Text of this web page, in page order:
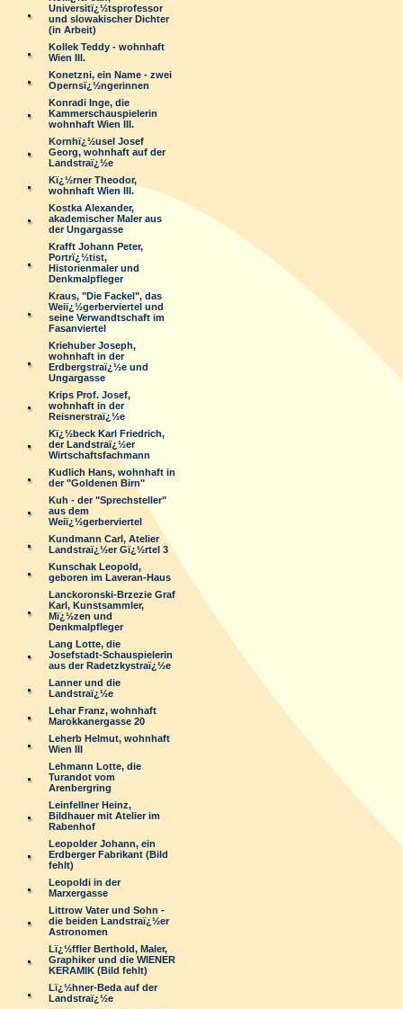
Universitï¿½tsprofessor
und slowakischer Dichter
(in Arbeit)
Kollek Teddy - wohnhaft
Wien III.
Konetzni, ein Name - zwei
Opernsï¿½ngerinnen
Konradi Inge, die
Kammerschauspielerin
wohnhaft Wien III.
Kornhï¿½usel Josef
Georg, wohnhaft auf der
Landstraï¿½e
Kï¿½rner Theodor,
wohnhaft Wien III.
Kostka Alexander,
akademischer Maler aus
der Ungargasse
Krafft Johann Peter,
Portrï¿½tist,
Historienmaler und
Denkmalpfleger
Kraus, "Die Fackel", das
Weiï¿½gerberviertel und
seine Verwandtschaft im
Fasanviertel
Kriehuber Joseph,
wohnhaft in der
Erdbergstraï¿½e und
Ungargasse
Krips Prof. Josef,
wohnhaft in der
Reisnerstraï¿½e
Kï¿½beck Karl Friedrich,
der Landstraï¿½er
Wirtschaftsfachmann
Kudlich Hans, wohnhaft in
der "Goldenen Birn"
Kuh - der "Sprechsteller"
aus dem
Weiï¿½gerberviertel
Kundmann Carl, Atelier
Landstraï¿½er Gï¿½rtel 3
Kunschak Leopold,
geboren im Laveran-Haus
Lanckoronski-Brzezie Graf
Karl, Kunstsammler,
Mï¿½zen und
Denkmalpfleger
Lang Lotte, die
Josefstadt-Schauspielerin
aus der Radetzkystraï¿½e
Lanner und die
Landstraï¿½e
Lehar Franz, wohnhaft
Marokkanergasse 20
Leherb Helmut, wohnhaft
Wien III
Lehmann Lotte, die
Turandot vom
Arenbergring
Leinfellner Heinz,
Bildhauer mit Atelier im
Rabenhof
Leopolder Johann, ein
Erdberger Fabrikant (Bild
fehlt)
Leopoldi in der
Marxergasse
Littrow Vater und Sohn -
die beiden Landstraï¿½er
Astronomen
Lï¿½ffler Berthold, Maler,
Graphiker und die WIENER
KERAMIK (Bild fehlt)
Lï¿½hner-Beda auf der
Landstraï¿½e